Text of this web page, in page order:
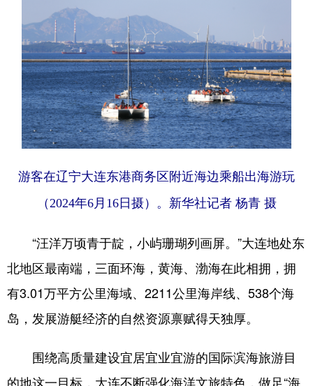
游客在辽宁大连东港商务区附近海边乘船出海游玩
（2024年6月16日摄）。新华社记者 杨青 摄
“汪洋万顷青于靛，小屿珊瑚列画屏。”大连地处东
北地区最南端，三面环海，黄海、渤海在此相拥，拥
有3.01万平方公里海域、2211公里海岸线、538个海
岛，发展游艇经济的自然资源禀赋得天独厚。
围绕高质量建设宜居宜业宜游的国际滨海旅游目
的地这一目标，大连不断强化海洋文旅特色，做足“海